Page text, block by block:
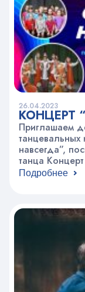
26.04.2023
КОНЦЕРТ
Приглашаем
навсегда”,
танца
адресу:
Подробнее